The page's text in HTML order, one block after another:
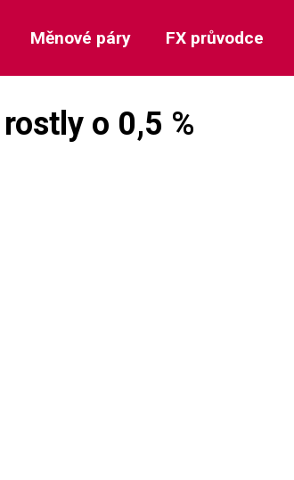
Měnové páry FX průvodce
o 0,5 %